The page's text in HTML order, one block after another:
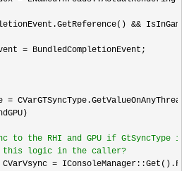
&&
= BundledCompletionEvent;
=
to the RHI and GPU if GtSyncType
do this logic in the caller?
=